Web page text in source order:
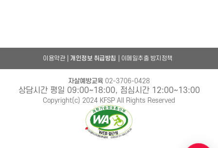
이용약관 개인정보 취급방침 이메일추출 방지정책
자살예방교육 02-3706-0428
상담시간 평일 09:00~18:00, 점심시간 12:00~13:00
Copyright(c) 2024 KFSP All Rights Reserved